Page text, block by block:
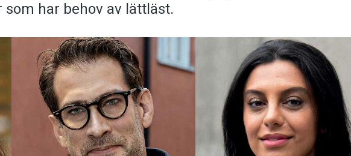
till språkpolisen
har behov av lättläst.